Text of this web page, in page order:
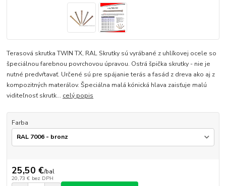
Terasová skrutka TWIN TX, RAL Skrutky sú vyrábané z uhlíkovej ocele so
špeciálnou farebnou povrchovou úpravou. Ostrá špička skrutky - nie je
nutné predvŕtavať. Určené sú pre spájanie terás a fasád z dreva ako aj z
kompozitných materálov. Špeciálna malá kónická hlava zaisťuje malú
viditeľnosť skrutk... celý popis
Farba
25,50 €/bal
20,73 € bez DPH